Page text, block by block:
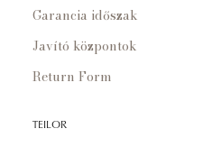
Garancia időszak
Javító központok
Return Form
TEILOR